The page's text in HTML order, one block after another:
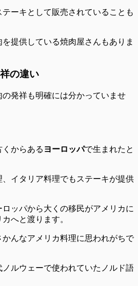
ーキとして販売されていることも
提供している焼肉屋さんもありま
の違い
の発祥も明確には分かっていませ
からある ヨーロッパで生まれたと
イタリア料理でもステーキが提供
ッパから大くの移民がアメリカに
へと渡ります。
んなアメリカ料理に思われがちで
ノルウェーで使われていたノルド語